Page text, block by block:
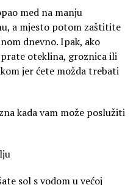
med na manju
a mjesto potom zaštitite
dnevno. Ipak, ako
oteklina, groznica ili
jer ćete možda trebati
kada vam može poslužiti
sol s vodom u većoj